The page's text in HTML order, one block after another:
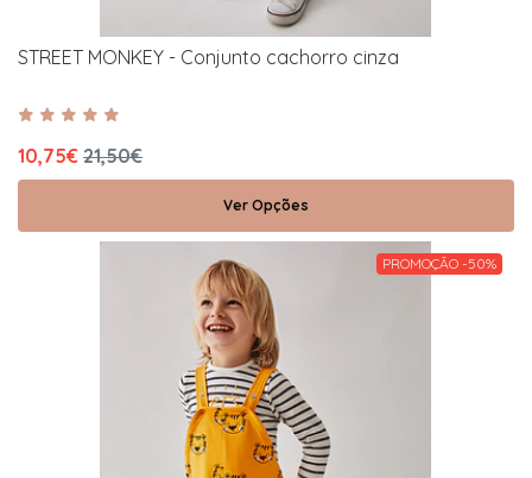
STREET MONKEY - Conjunto cachorro cinza
10,75€ 21,50€
Ver Opções
PROMOÇÃO -50%